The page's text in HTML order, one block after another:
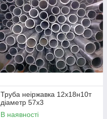
Труба неіржавка 12х18н10т
діаметр 57х3
В наявності